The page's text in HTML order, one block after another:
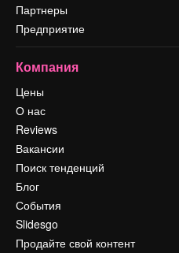
Партнеры
Предприятие
Компания
Цены
О нас
Reviews
Вакансии
Поиск тенденций
Блог
События
Slidesgo
Продайте свой контент